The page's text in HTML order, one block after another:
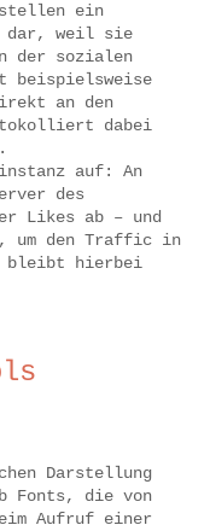
stellen ein
dar, weil sie
der sozialen
beispielsweise
an den
dabei
auf: An
des
Likes ab – und
um den Traffic in
bleibt hierbei
Darstellung
Fonts, die von
Aufruf einer